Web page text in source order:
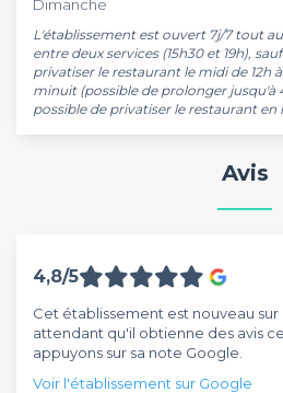
Dimanche
L'établissement est ouvert 7j/7 tout
entre deux services (15h30 et 19h),
privatiser le restaurant le midi de 12h à
minuit (possible de prolonger jusqu'à
possible de privatiser le restaurant en
Avis
4,8/5
Cet établissement est nouveau sur
attendant qu'il obtienne des avis
appuyons sur sa note Google.
Voir l'établissement sur Google